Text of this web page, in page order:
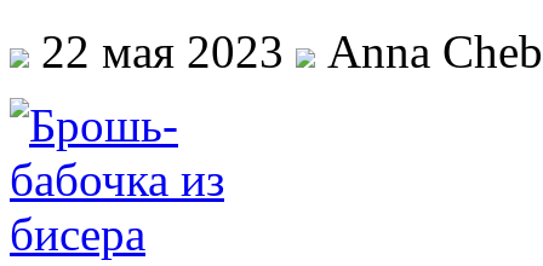
22 мая 2023 Anna